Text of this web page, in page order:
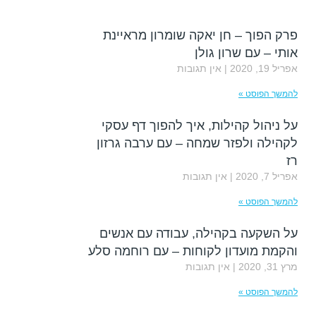
פרק הפוך – חן יאקה שומרון מראיינת
אותי – עם שרון גולן
אפריל 19, 2020 אין תגובות
להמשך הפוסט »
על ניהול קהילות, איך להפוך דף עסקי
לקהילה ולפזר שמחה – עם ערבה גרזון
רז
אפריל 7, 2020 אין תגובות
להמשך הפוסט »
על השקעה בקהילה, עבודה עם אנשים
והקמת מועדון לקוחות – עם רוחמה סלע
מרץ 31, 2020 אין תגובות
להמשך הפוסט »